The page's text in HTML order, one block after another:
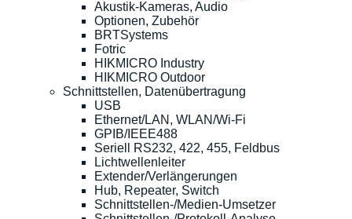
Akustik-Kameras, Audio
Optionen, Zubehör
BRTSystems
Fotric
HIKMICRO Industry
HIKMICRO Outdoor
Schnittstellen, Datenübertragung
USB
Ethernet/LAN, WLAN/Wi-Fi
GPIB/IEEE488
Seriell RS232, 422, 455, Feldbus
Lichtwellenleiter
Extender/Verlängerungen
Hub, Repeater, Switch
Schnittstellen-/Medien-Umsetzer